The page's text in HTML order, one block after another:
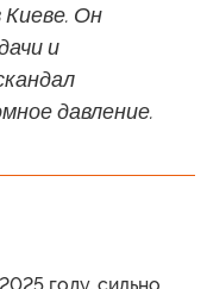
Он
и
давление.
году, сильно